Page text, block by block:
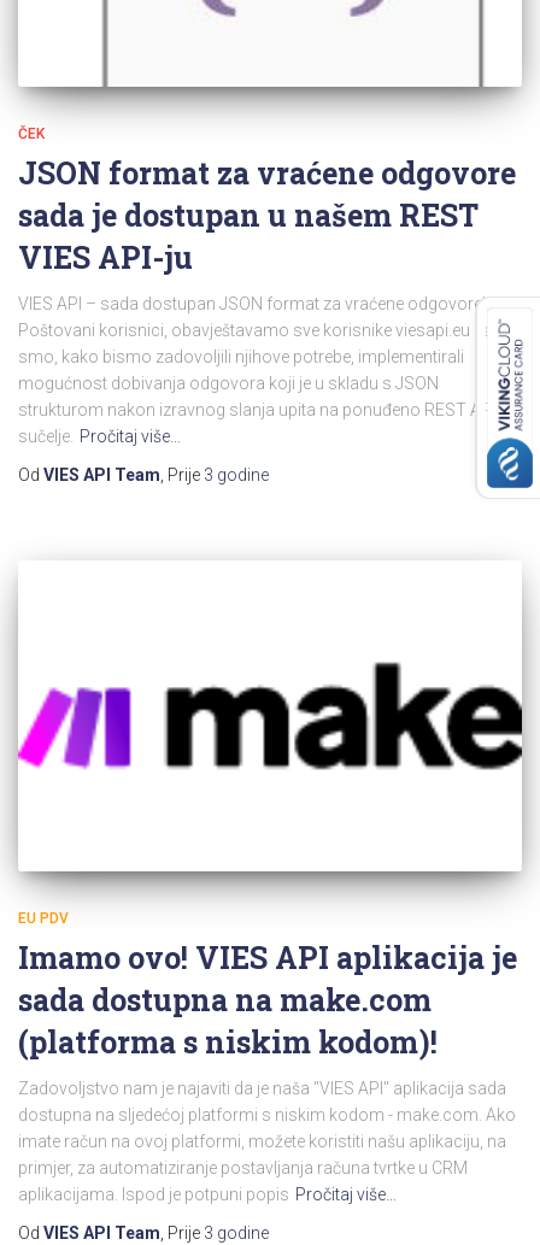
ČEK
JSON format za vraćene odgovore
sada je dostupan u našem REST
VIES API-ju
VIES API – sada dostupan JSON format za vraćene odgovore!
Poštovani korisnici, obavještavamo sve korisnike viesapi.eu da
smo, kako bismo zadovoljili njihove potrebe, implementirali
mogućnost dobivanja odgovora koji je u skladu s JSON
strukturom nakon izravnog slanja upita na ponuđeno REST API
sučelje. Pročitaj više…
Od VIES API Team , Prije 3 godine
EU PDV
Imamo ovo! VIES API aplikacija je
sada dostupna na make.com
(platforma s niskim kodom)!
Zadovoljstvo nam je najaviti da je naša "VIES API" aplikacija sada
dostupna na sljedećoj platformi s niskim kodom - make.com. Ako
imate račun na ovoj platformi, možete koristiti našu aplikaciju, na
primjer, za automatiziranje postavljanja računa tvrtke u CRM
aplikacijama. Ispod je potpuni popis Pročitaj više…
Od VIES API Team , Prije 3 godine